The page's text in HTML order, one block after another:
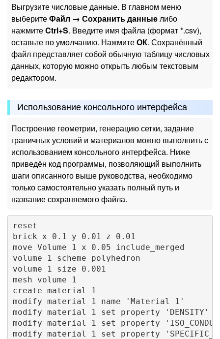
Выгрузите числовые данные. В главном меню
выберитеФайл → Сохранить данныелибо
нажмитеCtrl+S. Введите имя файла (формат *.csv),
оставьте по умолчанию. НажмитеОК. Сохранённый
файл представляет собой обычную таблицу числовых
данных, которую можно открыть любым текстовым
редактором.
Использование консольного интерфейса
Построение геометрии, генерацию сетки, задание
граничных условий и материалов можно выполнить с
использованием консольного интерфейса. Ниже
приведён код программы, позволяющий выполнить
шаги описанного выше руководства, необходимо
только самостоятельно указать полный путь и
название сохраняемого файла.
reset
brick x 0.1 y 0.01 z 0.01
move Volume 1 x 0.05 include_merged
volume 1 scheme polyhedron
volume 1 size 0.001
mesh volume 1
create material 1
modify material 1 name 'Material 1'
modify material 1 set property 'DENSITY'
modify material 1 set property
modify material 1 set property